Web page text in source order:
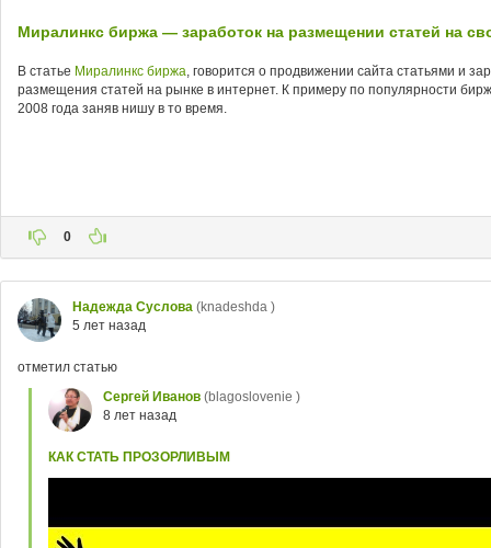
Миралинкс биржа — заработок на размещении статей на
В статье Миралинкс биржа, говорится о продвижении сайта статьями и
размещения статей на рынке в интернет. К примеру по популярности
2008 года заняв нишу в то время.
0
Надежда Суслова (knadeshda )
5 лет назад
отметил статью
Сергей Иванов (blagoslovenie )
8 лет назад
КАК СТАТЬ ПРОЗОРЛИВЫМ